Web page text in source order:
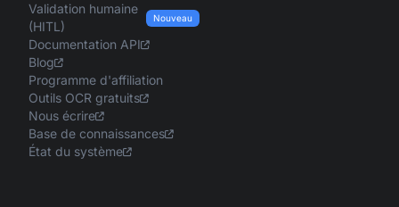
Validation humaine
(HITL)
Nouveau
Documentation API
Blog
Programme d'affiliation
Outils OCR gratuits
Nous écrire
Base de connaissances
État du système